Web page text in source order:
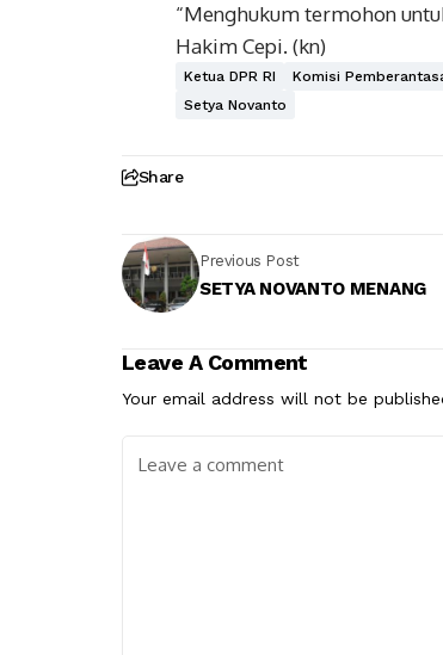
“Menghukum termohon
Hakim Cepi. (kn)
Ketua DPR RI Komisi
Setya Novanto
Share
Previous Post
SETYA NOVANTO MENANG
Leave A Comment
Your email address will not be